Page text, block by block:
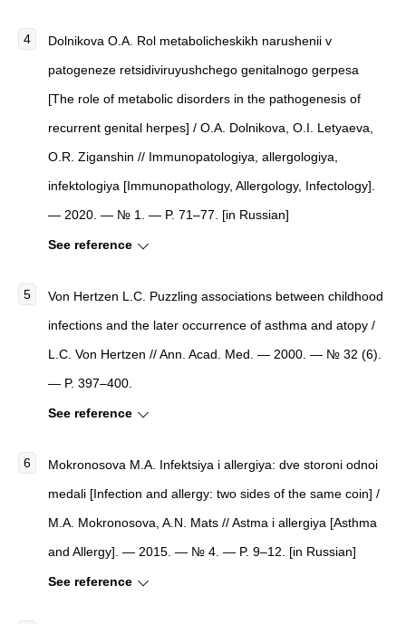
Dolnikova O.A. Rol metabolicheskikh narushenii v
patogeneze retsidiviruyushchego genitalnogo gerpesa
[The role of metabolic disorders in the pathogenesis of
recurrent genital herpes] / O.A. Dolnikova, O.I. Letyaeva,
O.R. Ziganshin // Immunopatologiya, allergologiya,
infektologiya [Immunopathology, Allergology, Infectology].
— 2020. — № 1. — P. 71–77. [in Russian]
See reference
Von Hertzen L.C. Puzzling associations between childhood
infections and the later occurrence of asthma and atopy /
L.C. Von Hertzen // Ann. Acad. Med. — 2000. — № 32 (6).
— P. 397–400.
See reference
Mokronosova M.A. Infektsiya i allergiya: dve storoni odnoi
medali [Infection and allergy: two sides of the same coin] /
M.A. Mokronosova, A.N. Mats // Astma i allergiya [Asthma
and Allergy]. — 2015. — № 4. — P. 9–12. [in Russian]
See reference